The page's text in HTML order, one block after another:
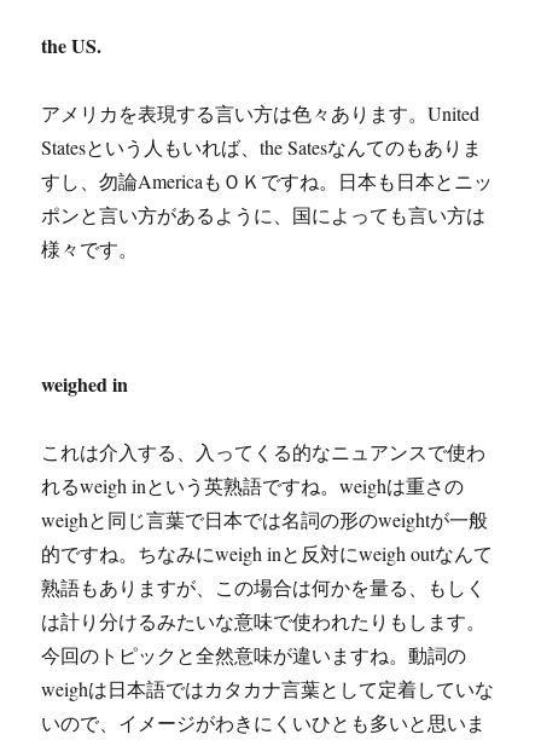
the US.
アメリカを表現する言い方は色々あります。United
Statesという人もいれば、the Satesなんてのもありま
すし、勿論AmericaもＯＫですね。日本も日本とニッ
ポンと言い方があるように、国によっても言い方は
様々です。
weighed in
これは介入する、入ってくる的なニュアンスで使わ
れるweigh inという英熟語ですね。weighは重さの
weighと同じ言葉で日本では名詞の形のweightが一般
的ですね。ちなみにweigh inと反対にweigh outなんて
熟語もありますが、この場合は何かを量る、もしく
は計り分けるみたいな意味で使われたりもします。
今回のトピックと全然意味が違いますね。動詞の
weighは日本語ではカタカナ言葉として定着していな
いので、イメージがわきにくいひとも多いと思いま